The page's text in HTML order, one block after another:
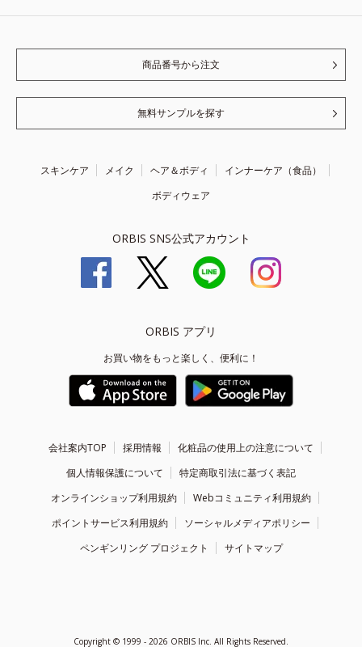
商品番号から注文
無料サンプルを探す
スキンケア メイク ヘア＆ボディ
インナーケア（食品）
ボディウェア
ORBIS SNS公式アカウント
ORBIS アプリ
お買い物をもっと楽しく、便利に！
会社案内TOP 採用情報
化粧品の使用上の注意について
個人情報保護について
特定商取引法に基づく表記
オンラインショップ利用規約
Webコミュニティ利用規約
ポイントサービス利用規約
ソーシャルメディアポリシー
ペンギンリング プロジェクト
サイトマップ
Copyright © 1999 - 2026 ORBIS Inc. All Rights Reserved.